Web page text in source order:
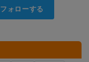
フォローする